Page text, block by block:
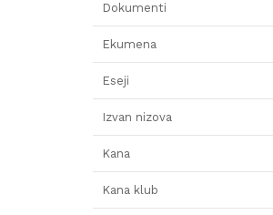
Dokumenti
Ekumena
Eseji
Izvan nizova
Kana
Kana klub